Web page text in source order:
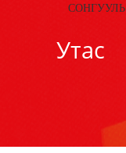
СОНГУУЛЬ
Утас